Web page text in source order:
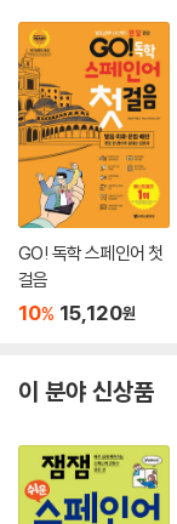
GO! 독학 스페인어 첫
걸음
10% 15,120원
이 분야 신상품